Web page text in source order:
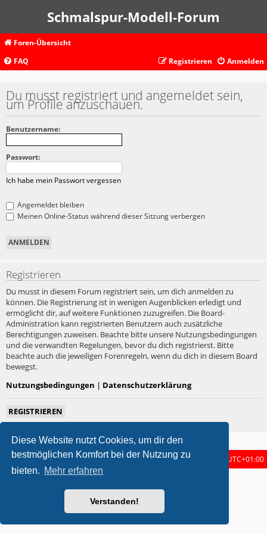
Diese Website nutzt Cookies, um dir den
bestmöglichen Komfort bei der Nutzung zu
bieten. Mehr erfahren
Verstanden!
Schmalspur-Modell-Forum
Foren-Übersicht
FAQ
Anmelden
Registrieren
Du musst registriert und angemeldet sein,
um Profile anzuschauen.
Benutzername:
Passwort:
Ich habe mein Passwort vergessen
Angemeldet bleiben
Meinen Online-Status während dieser Sitzung verbergen
Registrieren
Du musst in diesem Forum registriert sein, um dich anmelden zu
können. Die Registrierung ist in wenigen Augenblicken erledigt und
ermöglicht dir, auf weitere Funktionen zuzugreifen. Die Board-
Administration kann registrierten Benutzern auch zusätzliche
Berechtigungen zuweisen. Beachte bitte unsere Nutzungsbedingungen
und die verwandten Regelungen, bevor du dich registrierst. Bitte
beachte auch die jeweiligen Forenregeln, wenn du dich in diesem Board
bewegst.
Nutzungsbedingungen | Datenschutzerklärung
REGISTRIEREN
Foren-Übersicht Alle Zeiten sind UTC+01:00
Powered byphpBB® Forum Software © phpBB Limited
Deutsche Übersetzung durch
Datenschutz|Nutzungsbedingungen